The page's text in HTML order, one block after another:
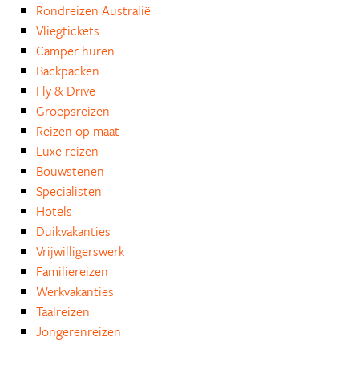
Rondreizen Australië
Vliegtickets
Camper huren
Backpacken
Fly & Drive
Groepsreizen
Reizen op maat
Luxe reizen
Bouwstenen
Specialisten
Hotels
Duikvakanties
Vrijwilligerswerk
Familiereizen
Werkvakanties
Taalreizen
Jongerenreizen